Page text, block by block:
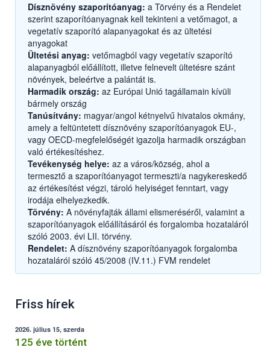
Dísznövény szaporítóanyag: a Törvény és a Rendelet
szerint szaporítóanyagnak kell tekinteni a vetőmagot, a
vegetatív szaporító alapanyagokat és az ültetési
anyagokat
Ültetési anyag: vetőmagból vagy vegetatív szaporító
alapanyagból előállított, illetve felnevelt ültetésre szánt
növények, beleértve a palántát is.
Harmadik ország: az Európai Unió tagállamain kívüli
bármely ország
Tanúsítvány: magyar/angol kétnyelvű hivatalos okmány,
amely a feltüntetett dísznövény szaporítóanyagok EU-,
vagy OECD-megfelelőségét igazolja harmadik országban
való értékesítéshez.
Tevékenység helye: az a város/község, ahol a
termesztő a szaporítóanyagot termeszti/a nagykereskedő
az értékesítést végzi, tároló helyiséget fenntart, vagy
irodája elhelyezkedik.
Törvény: A növényfajták állami elismeréséről, valamint a
szaporítóanyagok előállításáról és forgalomba hozataláról
szóló 2003. évi LII. törvény.
Rendelet: A dísznövény szaporítóanyagok forgalomba
hozataláról szóló 45/2008 (IV.11.) FVM rendelet
Friss hírek
2026. július 15, szerda
125 éve történt